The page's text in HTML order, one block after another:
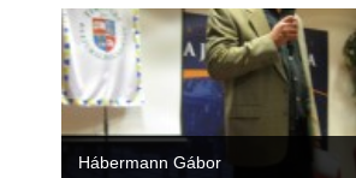
Videók
Rólunk
Kapcsolat
Hábermann Gábor